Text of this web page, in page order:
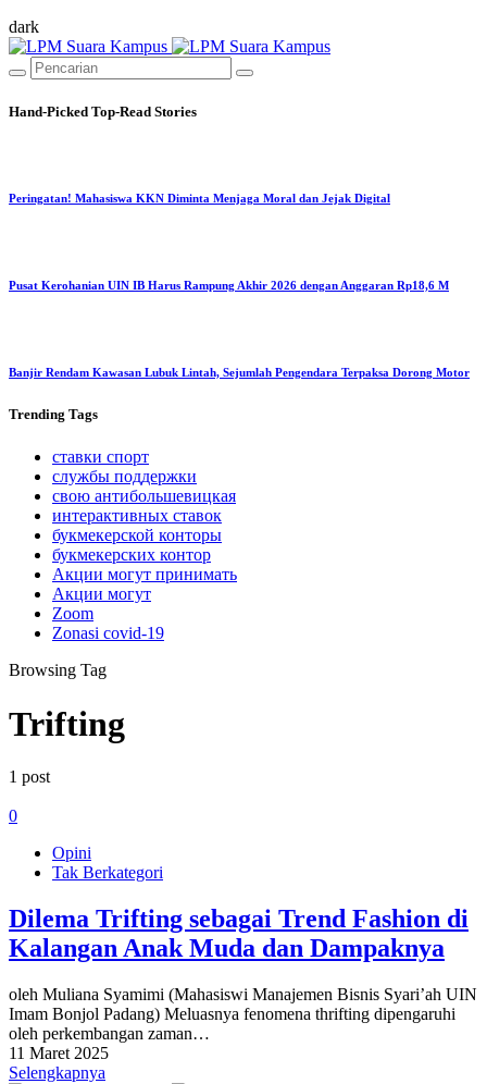
dark
Hand-Picked Top-Read Stories
Peringatan! Mahasiswa KKN Diminta Menjaga Moral dan Jejak Digital
Pusat Kerohanian UIN IB Harus Rampung Akhir 2026 dengan Anggaran Rp18,6 M
Banjir Rendam Kawasan Lubuk Lintah, Sejumlah Pengendara Terpaksa Dorong Motor
Trending Tags
ставки спорт
службы поддержки
свою антибольшевицкая
интерактивных ставок
букмекерской конторы
букмекерских контор
Акции могут принимать
Акции могут
Zoom
Zonasi covid-19
Browsing Tag
Trifting
1 post
0
Opini
Tak Berkategori
Dilema Trifting sebagai Trend Fashion di
Kalangan Anak Muda dan Dampaknya
oleh Muliana Syamimi (Mahasiswi Manajemen Bisnis Syari’ah UIN
Imam Bonjol Padang) Meluasnya fenomena thrifting dipengaruhi
oleh perkembangan zaman…
11 Maret 2025
Selengkapnya